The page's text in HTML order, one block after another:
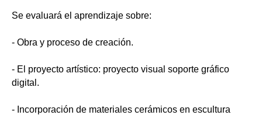
Se evaluará el aprendizaje sobre:
- Obra y proceso de creación.
- El proyecto artístico: proyecto visual soporte gráfico
digital.
- Incorporación de materiales cerámicos en escultura